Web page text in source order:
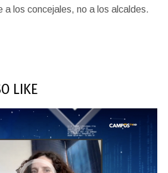
a los concejales, no a los alcaldes.
LIKE